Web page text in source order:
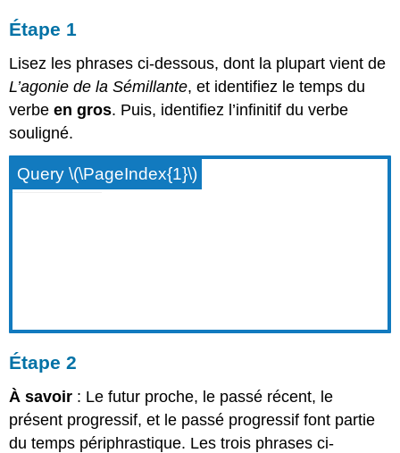
Étape 1
Lisez les phrases ci-dessous, dont la plupart vient de
L’agonie de la Sémillante, et identifiez le temps du
verbeen gros. Puis, identifiez l’infinitif du verbe
souligné.
Query \(\PageIndex{1}\)
Étape 2
À savoir : Le futur proche, le passé récent, le
présent progressif, et le passé progressif font partie
du temps périphrastique. Les trois phrases ci-